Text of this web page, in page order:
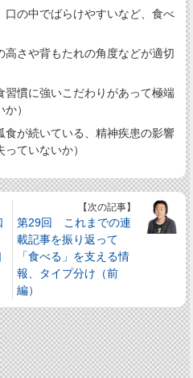
口の中でばらけやすいなど、食べ
高さや背もたれの角度などが適切
習慣に強いこだわりがあって極端
）
食が続いている、精神疾患の影響
ていないか）
【次の記事】
第29回 これまでの連
載記事を振り返って
「食べる」を支える情
報、タイプ分け（前
編）